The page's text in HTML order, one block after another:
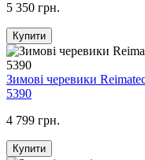
5 350 грн.
Купити
Зимові черевики
5390
4 799 грн.
Купити